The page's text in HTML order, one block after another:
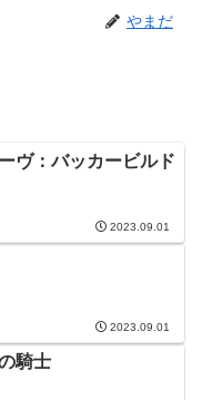
やまだ
ヴ：バッカービルド
2023.09.01
2023.09.01
騎士